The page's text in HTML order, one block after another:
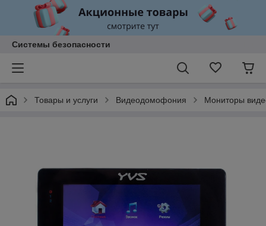
Системы безопасности
Товары и услуги Видеодомофония Мониторы